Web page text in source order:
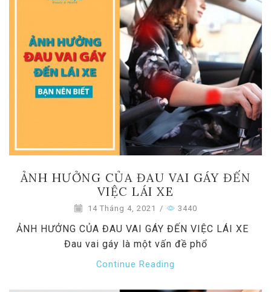
ẢNH HƯỞNG CỦA ĐAU VAI GÁY ĐẾN
VIỆC LÁI XE
14 Tháng 4, 2021 / 3440
ẢNH HƯỞNG CỦA ĐAU VAI GÁY ĐẾN VIỆC LÁI XE
Đau vai gáy là một vấn đề phổ
Continue Reading